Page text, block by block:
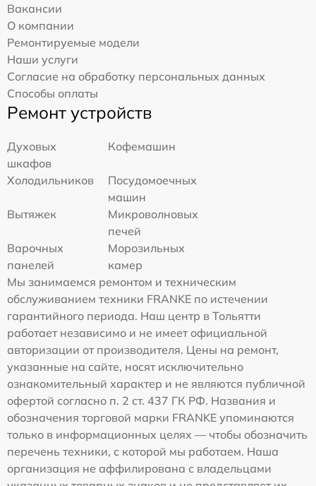
Вакансии
О компании
Ремонтируемые модели
Наши услуги
Согласие на обработку персональных данных
Способы оплаты
Ремонт устройств
Духовых
шкафов
Кофемашин
Холодильников
Посудомоечных
машин
Вытяжек
Микроволновых
печей
Варочных
панелей
Морозильных
камер
Мы занимаемся ремонтом и техническим
обслуживанием техники FRANKE по истечении
гарантийного периода. Наш центр в Тольятти
работает независимо и не имеет официальной
авторизации от производителя. Цены на ремонт,
указанные на сайте, носят исключительно
ознакомительный характер и не являются публичной
офертой согласно п. 2 ст. 437 ГК РФ. Названия и
обозначения торговой марки FRANKE упоминаются
только в информационных целях — чтобы обозначить
перечень техники, с которой мы работаем. Наша
организация не аффилирована с владельцами